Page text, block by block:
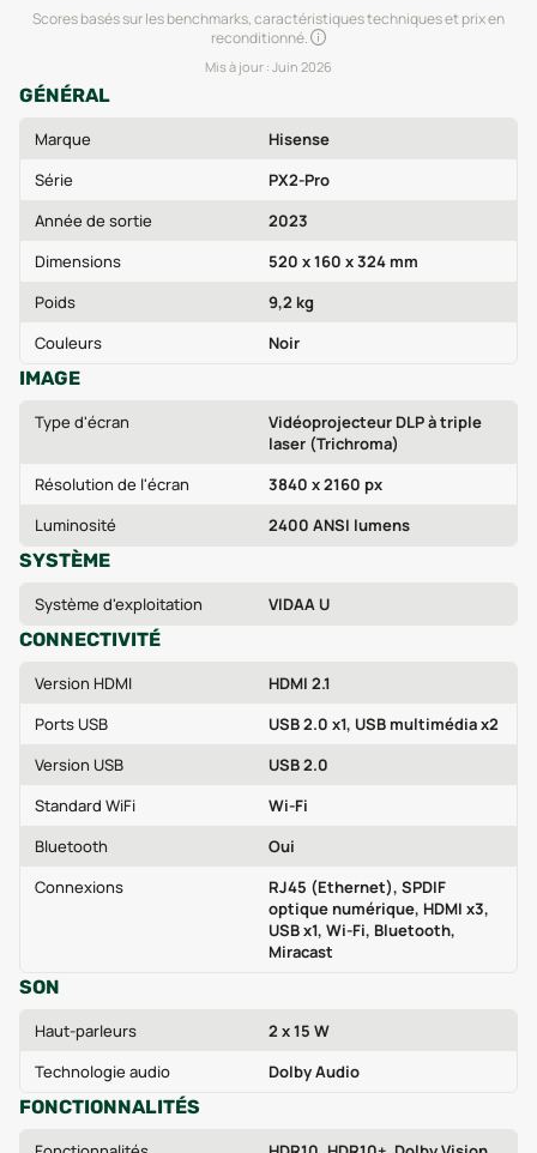
Scores basés sur les benchmarks, caractéristiques techniques et prix en
reconditionné.
Mis à jour : Juin 2026
GÉNÉRAL
Marque
Hisense
Série
PX2-Pro
Année de sortie
2023
Dimensions
520 x 160 x 324 mm
Poids
9,2 kg
Couleurs
Noir
IMAGE
Type d'écran
Vidéoprojecteur DLP à triple
laser (Trichroma)
Résolution de l'écran
3840 x 2160 px
Luminosité
2400 ANSI lumens
SYSTÈME
Système d'exploitation VIDAA U
CONNECTIVITÉ
Version HDMI
HDMI 2.1
Ports USB
USB 2.0 x1, USB multimédia x2
Version USB
USB 2.0
Standard WiFi
Wi‑Fi
Bluetooth
Oui
Connexions
RJ45 (Ethernet), SPDIF
optique numérique, HDMI x3,
USB x1, Wi‑Fi, Bluetooth,
Miracast
SON
Haut-parleurs
2 x 15 W
Technologie audio
Dolby Audio
FONCTIONNALITÉS